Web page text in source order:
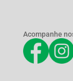
Acompanhe